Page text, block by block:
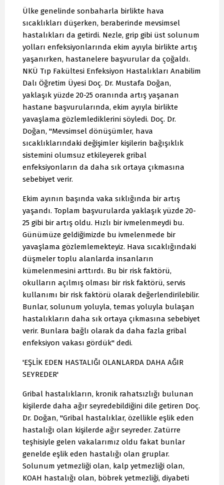
Ülke genelinde sonbaharla birlikte hava
sıcaklıkları düşerken, beraberinde mevsimsel
hastalıkları da getirdi. Nezle, grip gibi üst solunum
yolları enfeksiyonlarında ekim ayıyla birlikte artış
yaşanırken, hastanelere başvurular da çoğaldı.
NKÜ Tıp Fakültesi Enfeksiyon Hastalıkları Anabilim
Dalı Öğretim Üyesi Doç. Dr. Mustafa Doğan,
yaklaşık yüzde 20-25 oranında artış yaşanan
hastane başvurularında, ekim ayıyla birlikte
yavaşlama gözlemlediklerini söyledi. Doç. Dr.
Doğan, "Mevsimsel dönüşümler, hava
sıcaklıklarındaki değişimler kişilerin bağışıklık
sistemini olumsuz etkileyerek gribal
enfeksiyonların da daha sık ortaya çıkmasına
sebebiyet verir.
Ekim ayının başında vaka sıklığında bir artış
yaşandı. Toplam başvurularda yaklaşık yüzde 20-
25 gibi bir artış oldu. Hızlı bir ivmelenmeydi bu.
Günümüze geldiğimizde bu ivmelenmede bir
yavaşlama gözlemlemekteyiz. Hava sıcaklığındaki
düşmeler toplu alanlarda insanların
kümelenmesini arttırdı. Bu bir risk faktörü,
okulların açılmış olması bir risk faktörü, servis
kullanımı bir risk faktörü olarak değerlendirilebilir.
Bunlar, solunum yoluyla, temas yoluyla bulaşan
hastalıkların daha sık ortaya çıkmasına sebebiyet
verir. Bunlara bağlı olarak da daha fazla gribal
enfeksiyon vakası gördük" dedi.
'EŞLİK EDEN HASTALIĞI OLANLARDA DAHA AĞIR
SEYREDER'
Gribal hastalıkların, kronik rahatsızlığı bulunan
kişilerde daha ağır seyredebildiğini dile getiren Doç.
Dr. Doğan, "Gribal hastalıklar, özellikle eşlik eden
hastalığı olan kişilerde ağır seyreder. Zatürre
teşhisiyle gelen vakalarımız oldu fakat bunlar
genelde eşlik eden hastalığı olan gruplar.
Solunum yetmezliği olan, kalp yetmezliği olan,
KOAH hastalığı olan, böbrek yetmezliği, diyabeti